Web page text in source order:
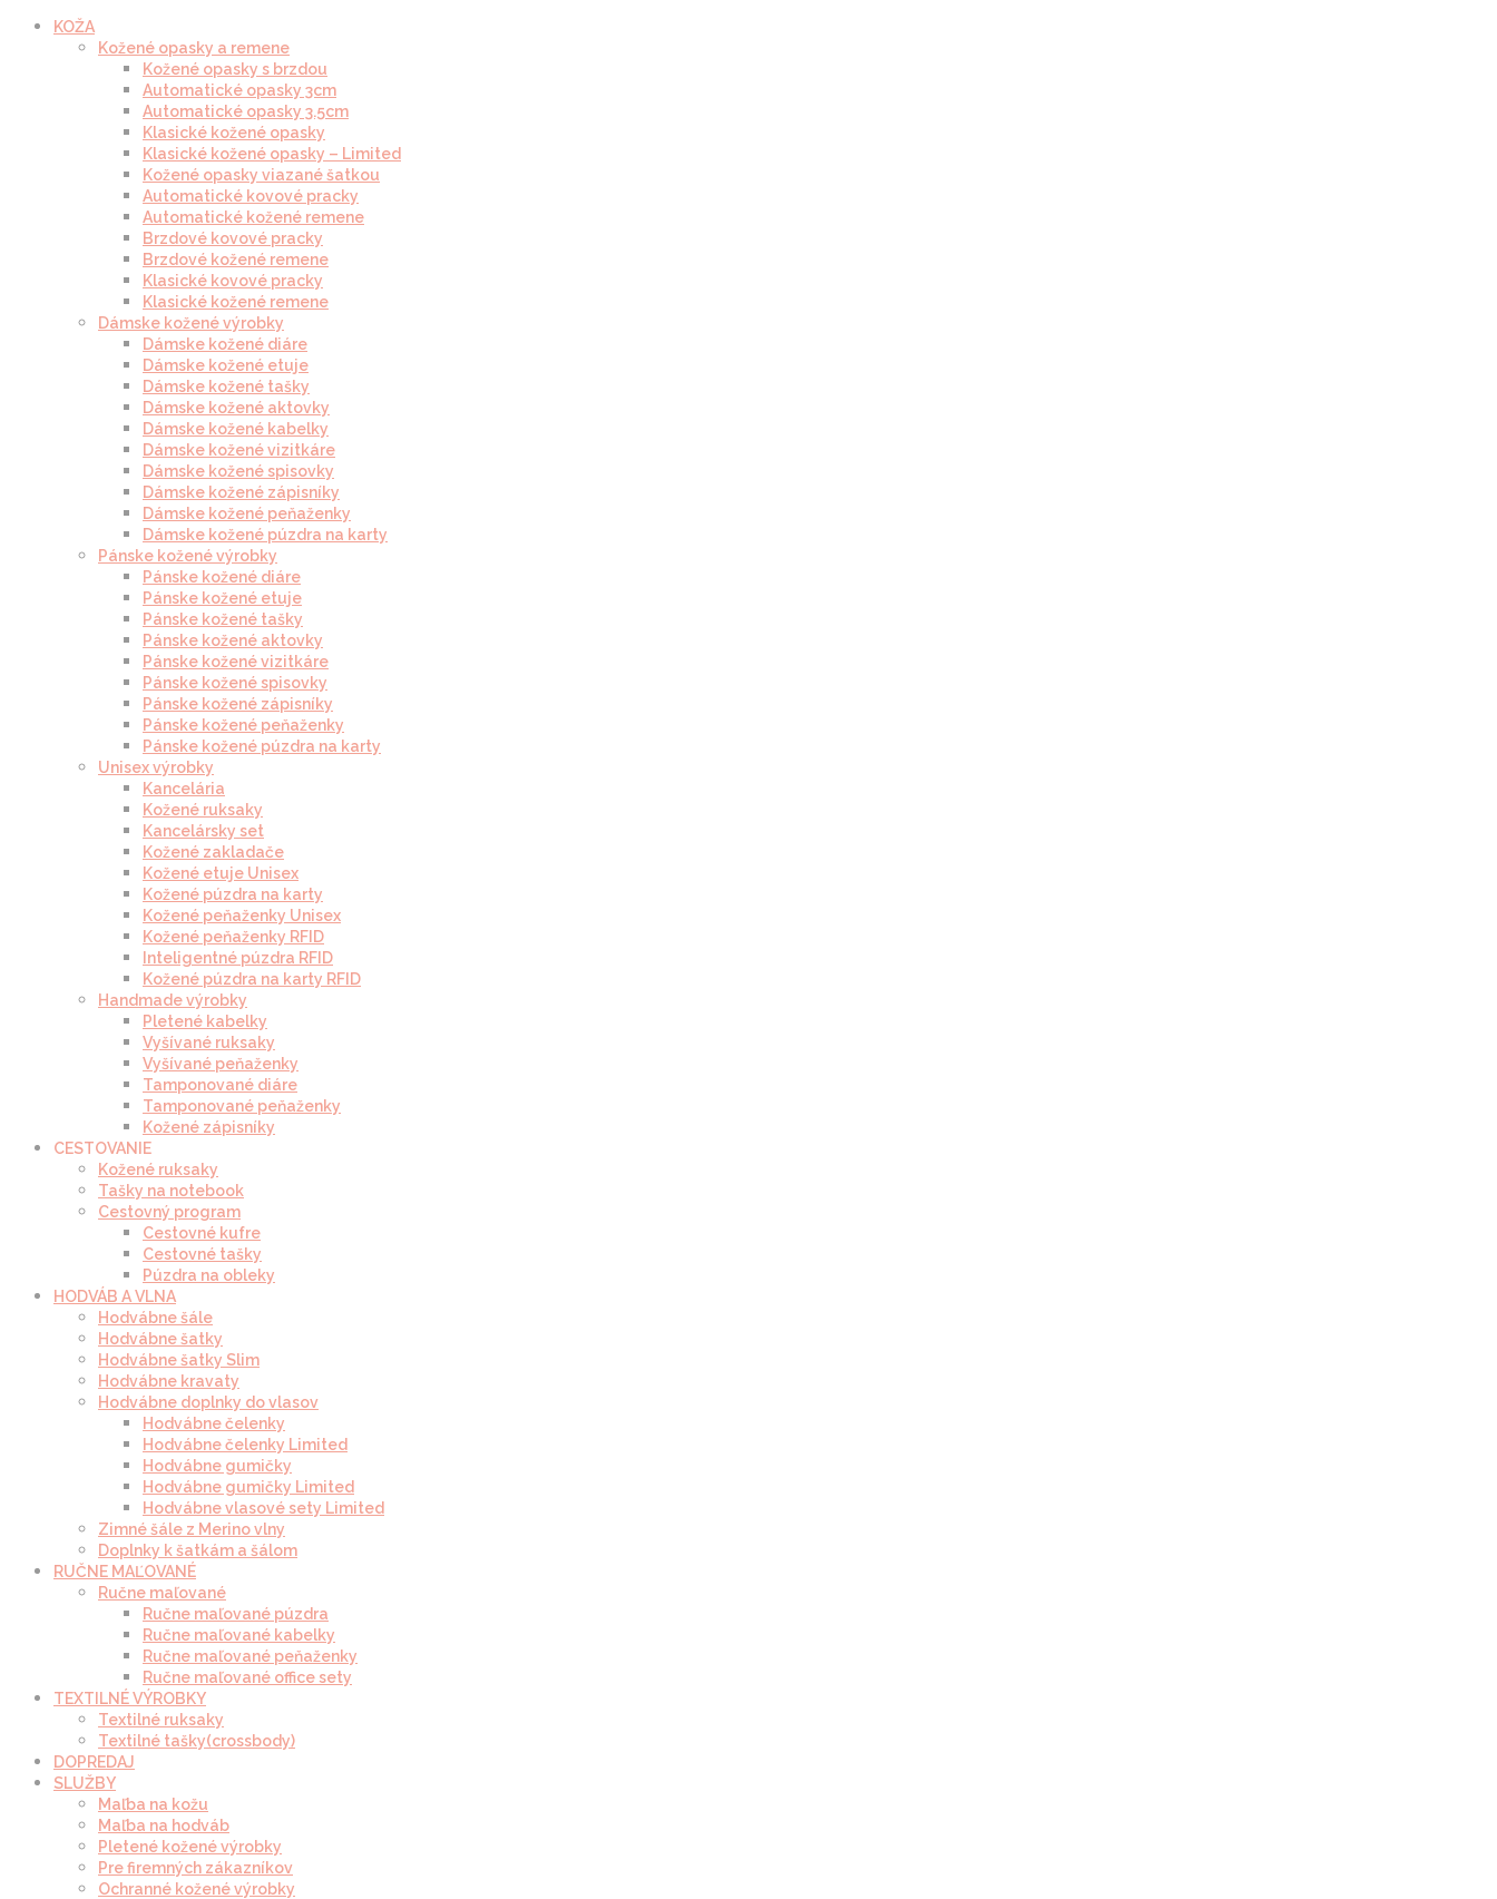
KOŽA
Kožené opasky a remene
Kožené opasky s brzdou
Automatické opasky 3cm
Automatické opasky 3.5cm
Klasické kožené opasky
Klasické kožené opasky – Limited
Kožené opasky viazané šatkou
Automatické kovové pracky
Automatické kožené remene
Brzdové kovové pracky
Brzdové kožené remene
Klasické kovové pracky
Klasické kožené remene
Dámske kožené výrobky
Dámske kožené diáre
Dámske kožené etuje
Dámske kožené tašky
Dámske kožené aktovky
Dámske kožené kabelky
Dámske kožené vizitkáre
Dámske kožené spisovky
Dámske kožené zápisníky
Dámske kožené peňaženky
Dámske kožené púzdra na karty
Pánske kožené výrobky
Pánske kožené diáre
Pánske kožené etuje
Pánske kožené tašky
Pánske kožené aktovky
Pánske kožené vizitkáre
Pánske kožené spisovky
Pánske kožené zápisníky
Pánske kožené peňaženky
Pánske kožené púzdra na karty
Unisex výrobky
Kancelária
Kožené ruksaky
Kancelársky set
Kožené zakladače
Kožené etuje Unisex
Kožené púzdra na karty
Kožené peňaženky Unisex
Kožené peňaženky RFID
Inteligentné púzdra RFID
Kožené púzdra na karty RFID
Handmade výrobky
Pletené kabelky
Vyšívané ruksaky
Vyšívané peňaženky
Tamponované diáre
Tamponované peňaženky
Kožené zápisníky
CESTOVANIE
Kožené ruksaky
Tašky na notebook
Cestovný program
Cestovné kufre
Cestovné tašky
Púzdra na obleky
HODVÁB A VLNA
Hodvábne šále
Hodvábne šatky
Hodvábne šatky Slim
Hodvábne kravaty
Hodvábne doplnky do vlasov
Hodvábne čelenky
Hodvábne čelenky Limited
Hodvábne gumičky
Hodvábne gumičky Limited
Hodvábne vlasové sety Limited
Zimné šále z Merino vlny
Doplnky k šatkám a šálom
RUČNE MAĽOVANÉ
Ručne maľované
Ručne maľované púzdra
Ručne maľované kabelky
Ručne maľované peňaženky
Ručne maľované office sety
TEXTILNÉ VÝROBKY
Textilné ruksaky
Textilné tašky(crossbody)
DOPREDAJ
SLUŽBY
Maľba na kožu
Maľba na hodváb
Pletené kožené výrobky
Pre firemných zákazníkov
Ochranné kožené výrobky